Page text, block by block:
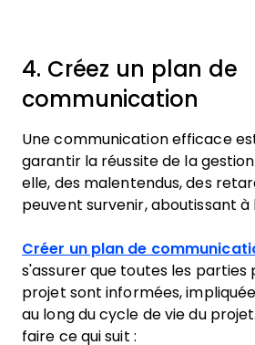
4. Créez un plan de
communication
Une communication efficace
garantir la réussite de la
elle, des malentendus, des
peuvent survenir, aboutissant à
Créer un plan de
s'assurer que toutes les parties
projet sont informées,
au long du cycle de vie du
faire ce qui suit :